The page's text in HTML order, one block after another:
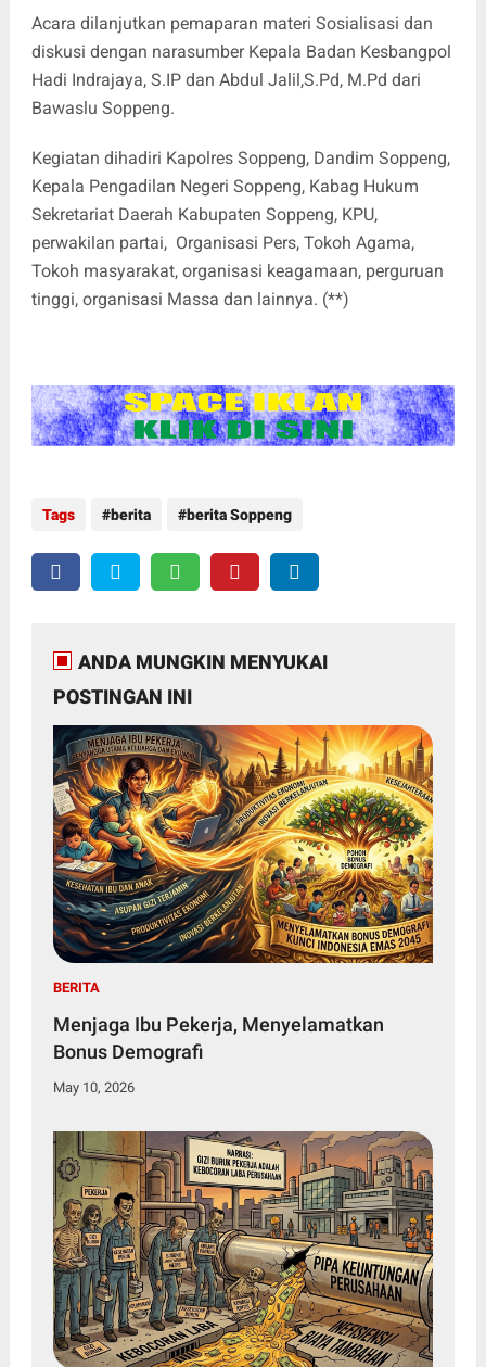
Acara dilanjutkan pemaparan materi Sosialisasi dan
diskusi dengan narasumber Kepala Badan Kesbangpol
Hadi Indrajaya, S.IP dan Abdul Jalil,S.Pd, M.Pd dari
Bawaslu Soppeng.
Kegiatan dihadiri Kapolres Soppeng, Dandim Soppeng,
Kepala Pengadilan Negeri Soppeng, Kabag Hukum
Sekretariat Daerah Kabupaten Soppeng, KPU,
perwakilan partai, Organisasi Pers, Tokoh Agama,
Tokoh masyarakat, organisasi keagamaan, perguruan
tinggi, organisasi Massa dan lainnya. (**)
Tags berita berita Soppeng
ANDA MUNGKIN MENYUKAI
POSTINGAN INI
BERITA
Menjaga Ibu Pekerja, Menyelamatkan
Bonus Demografi
May 10, 2026